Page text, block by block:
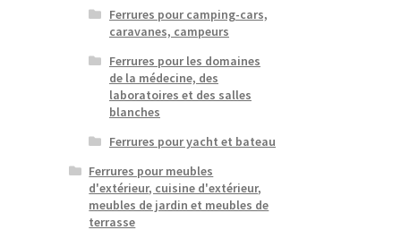
Ferrures pour camping-cars,
caravanes, campeurs
Ferrures pour les domaines
de la médecine, des
laboratoires et des salles
blanches
Ferrures pour yacht et bateau
Ferrures pour meubles
d'extérieur, cuisine d'extérieur,
meubles de jardin et meubles de
terrasse